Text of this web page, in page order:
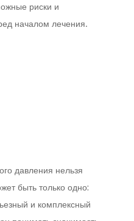
риски и
началом лечения.
давления нельзя
быть только одно:
и комплексный